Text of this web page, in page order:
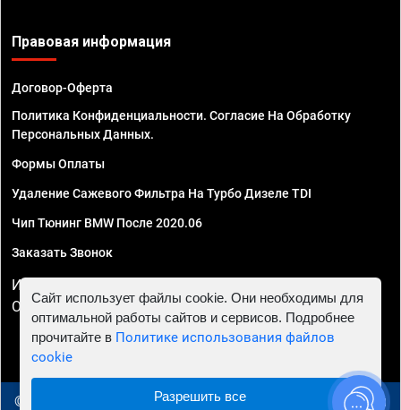
Правовая информация
Договор-Оферта
Политика Конфиденциальности. Согласие На Обработку
Персональных Данных.
Формы Оплаты
Удаление Сажевого Фильтра На Турбо Дизеле TDI
Чип Тюнинг BMW После 2020.06
Заказать Звонок
ИП Смирнов Георгий Павлович. ИНН 781302555843,
ОГРНИП 324470400032610
© 2010 - 2026 Чип тюнинг в Уфе - Автосервис "Евро Чип
Сайт использует файлы cookie. Они необходимы для
оптимальной работы сайтов и сервисов. Подробнее
прочитайте в Политике использования файлов
cookie
Разрешить все